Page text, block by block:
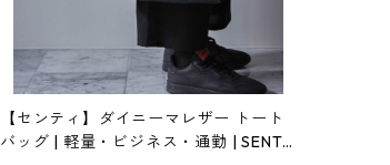
【センティ】ダイニーマレザー トート
バッグ | 軽量・ビジネス・通勤 | SENTI |